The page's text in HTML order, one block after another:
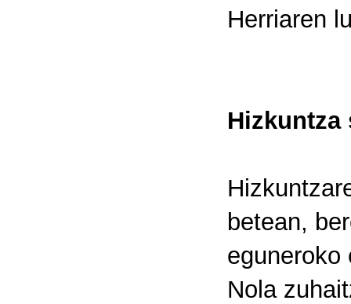
Herriaren
betean,
eguneroko
Nola